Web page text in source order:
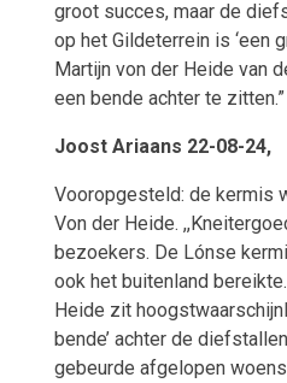
groot succes, maar de
op het Gildeterrein is ‘een
Martijn von der Heide van
een bende achter te zitten.”
Joost Ariaans 22-08-24,
Vooropgesteld: de kermis
Von der Heide.
bezoekers. De Lónse
ook het buitenland
Heide zit
bende’ achter de
gebeurde afgelopen